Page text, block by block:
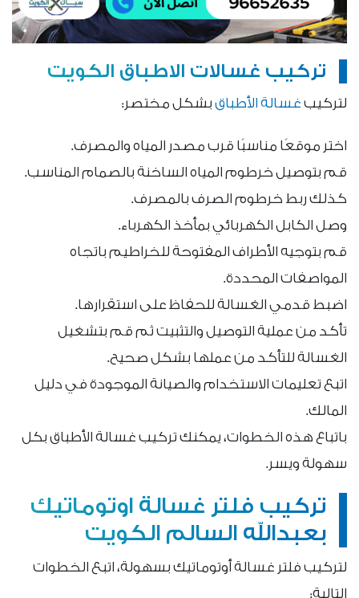
تركيب غسالات الاطباق الكويت
لتركيب غسالة الأطباق بشكل مختصر:
اختر موقعًا مناسبًا قرب مصدر المياه والمصرف.
قم بتوصيل خرطوم المياه الساخنة بالصمام المناسب.
كذلك ربط خرطوم الصرف بالمصرف.
وصل الكابل الكهربائي بمأخذ الكهرباء.
قم بتوجيه الأطراف المفتوحة للخراطيم باتجاه
المواصفات المحددة.
اضبط قدمي الغسالة للحفاظ على استقرارها.
تأكد من عملية التوصيل والتثبيت ثم قم بتشغيل
الغسالة للتأكد من عملها بشكل صحيح.
اتبع تعليمات الاستخدام والصيانة الموجودة في دليل
المالك.
باتباع هذه الخطوات، يمكنك تركيب غسالة الأطباق بكل
سهولة ويسر.
تركيب فلتر غسالة اوتوماتيك
بعبدالله السالم الكويت
لتركيب فلتر غسالة أوتوماتيك بسهولة، اتبع الخطوات
التالية: